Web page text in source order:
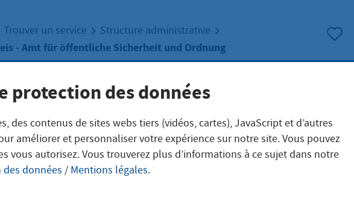
Trouver un service Structure administrative
- Amt für öffentliche Sicherheit und Ordnung
Taunus-Kreis - Amt
Sicherheit
protection des données
des contenus de sites webs tiers (vidéos, cartes), JavaScript et d’autres
améliorer et personnaliser votre expérience sur notre site. Vous pouvez
vous autorisez. Vous trouverez plus d’informations à ce sujet dans notre
données / Mentions légales.